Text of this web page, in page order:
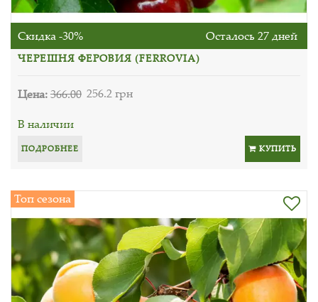
Скидка -30% Осталось 27 дней
ЧЕРЕШНЯ ФЕРОВИЯ (FERROVIA)
Цена:366.00 256.2 грн
В наличии
ПОДРОБНЕЕ КУПИТЬ
Топ сезона